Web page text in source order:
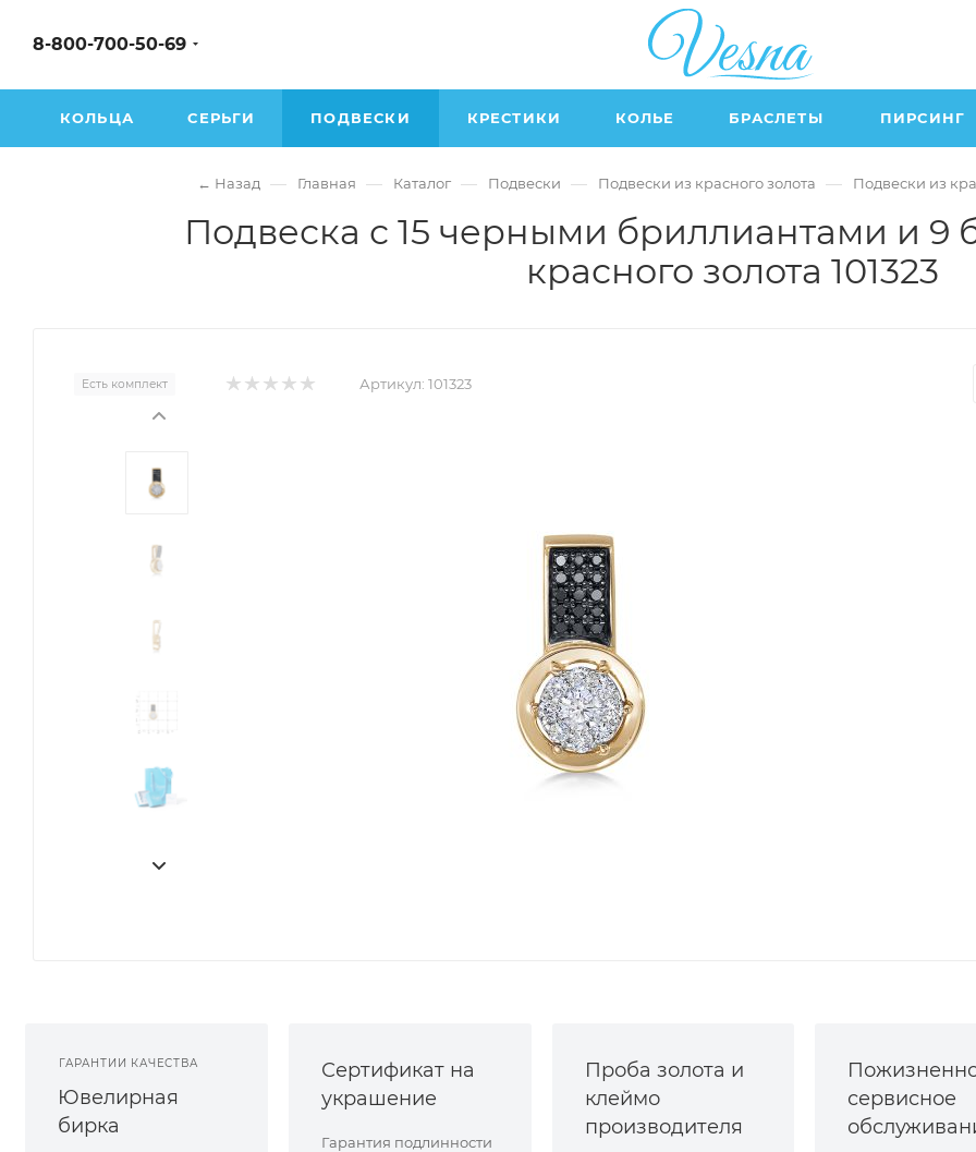
8-800-700-50-69
КОЛЬЦА СЕРЬГИ ПОДВЕСКИ КРЕСТИКИ КОЛЬЕ БРАСЛЕТЫ ПИРСИНГ
← Назад — Главная — Каталог — Подвески — Подвески из красного золота — Подвески из
Подвеска с 15 черными бриллиантами и 9
красного золота 101323
Есть комплект Артикул: 101323
ГАРАНТИИ КАЧЕСТВА
Ювелирная
бирка
Сертификат на
украшение
Гарантия подлинности
Проба золота и
клеймо
производителя
сервисное